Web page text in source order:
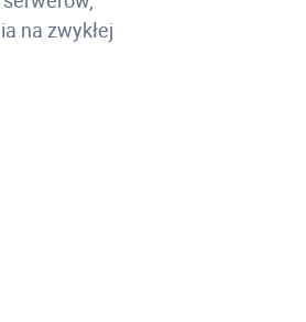
na zwykłej